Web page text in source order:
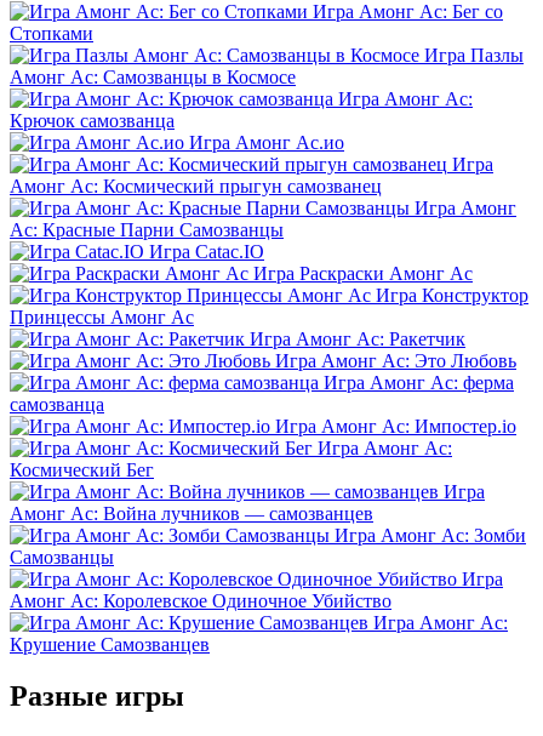
Игра Амонг Ас: Бег со
Стопками
Игра Пазлы
Амонг Ас: Самозванцы в Космосе
Игра Амонг Ас:
Крючок самозванца
Игра Амонг Ас.ио
Игра
Амонг Ас: Космический прыгун самозванец
Игра Амонг
Ас: Красные Парни Самозванцы
Игра Catac.IO
Игра Раскраски Амонг Ас
Игра Конструктор
Принцессы Амонг Ас
Игра Амонг Ас: Ракетчик
Игра Амонг Ас: Это Любовь
Игра Амонг Ас: ферма
самозванца
Игра Амонг Ас: Импостер.io
Игра Амонг Ас:
Космический Бег
Игра
Амонг Ас: Война лучников — самозванцев
Игра Амонг Ас: Зомби
Самозванцы
Игра
Амонг Ас: Королевское Одиночное Убийство
Игра Амонг Ас:
Крушение Самозванцев
Разные игры